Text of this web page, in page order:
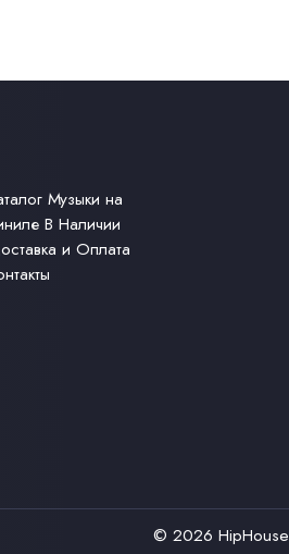
Музыки на
В Наличии
и Оплата
© 2026 HipHouse